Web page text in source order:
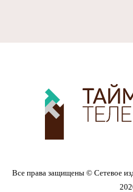
Все права защищены © Сетевое